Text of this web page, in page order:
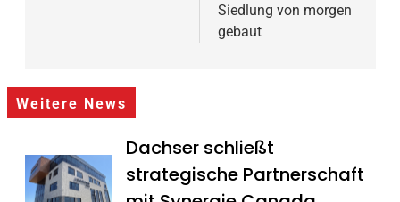
Siedlung von morgen
gebaut
Weitere News
Dachser schließt
strategische Partnerschaft